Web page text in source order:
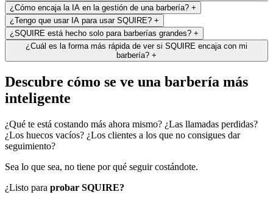
¿Cómo encaja la IA en la gestión de una barbería? +
¿Tengo que usar IA para usar SQUIRE? +
¿SQUIRE está hecho solo para barberías grandes? +
¿Cuál es la forma más rápida de ver si SQUIRE encaja con mi
barbería? +
Descubre cómo se ve una barbería más
inteligente
¿Qué te está costando más ahora mismo? ¿Las llamadas perdidas?
¿Los huecos vacíos? ¿Los clientes a los que no consigues dar
seguimiento?
Sea lo que sea, no tiene por qué seguir costándote.
¿Listo para probar SQUIRE?